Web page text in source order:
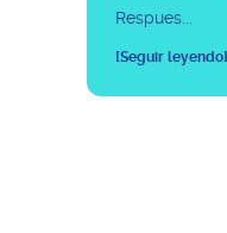
Respues...
[Seguir leyendo]